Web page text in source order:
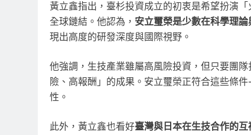
黃立鑫指出，臺杉投資成立的初衷是希望扮演
全球鏈結。他認為， 安立璽榮是少數在科學理
現出高度的研發深度與國際視野。
他強調，生技產業雖屬高風險投資，但只要團
險、高報酬」的成果。安立璽榮正符合這些條
性。
此外，黃立鑫也看好臺灣與日本在生技合作的互